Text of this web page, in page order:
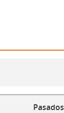
Pasados